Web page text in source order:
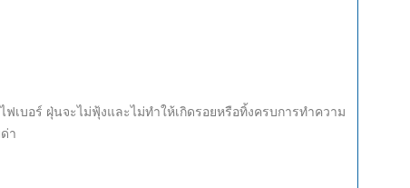
เบอร์ ฝุ่นจะไม่ฟุ้งและไม่ทำให้เกิดรอยหรือทิ้งครบการทำความ
า